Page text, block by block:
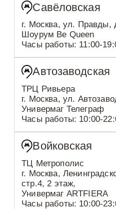
Савёловская
г. Москва, ул. Правды,
Шоурум Be Queen
Часы работы: 11:00-
Автозаводская
ТРЦ Ривьера
г. Москва, ул.
Универмаг Телеграф
Часы работы: 10:00-
Войковская
ТЦ Метрополис
г. Москва,
стр.4, 2 этаж,
Универмаг ARTFIERA
Часы работы: 10:00-